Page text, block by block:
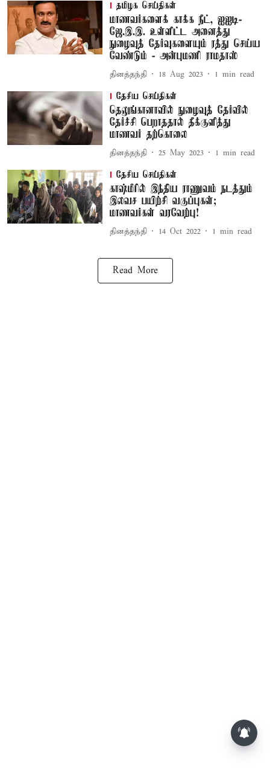
தமிழக செய்திகள்
மாணவர்களைக் காக்க நீட், ஐஐடி-
ஜே.இ.இ. உள்ளிட்ட அனைத்து
நுழைவுத் தேர்வுகளையும் ரத்து செய்ய
வேண்டும் - அன்புமணி ராமதாஸ்
தினத்தந்தி 18 Aug 2023 1 min read
தேசிய செய்திகள்
தெலுங்கானாவில் நுழைவுத் தேர்வில்
தேர்ச்சி பெறாததால் தீக்குளித்து
மாணவர் தற்கொலை
தினத்தந்தி 25 May 2023 1 min read
தேசிய செய்திகள்
காஷ்மீரில் இந்திய ராணுவம் நடத்தும்
இலவச பயிற்சி வகுப்புகள்;
மாணவர்கள் வரவேற்பு!
தினத்தந்தி 14 Oct 2022 1 min read
Read More